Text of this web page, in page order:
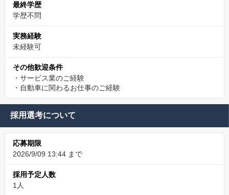
最終学歴
学歴不問
実務経験
未経験可
その他歓迎条件
・サービス業のご経験
・自動車に関わるお仕事のご経験
採用選考について
応募期限
2026/9/09 13:44 まで
採用予定人数
1人